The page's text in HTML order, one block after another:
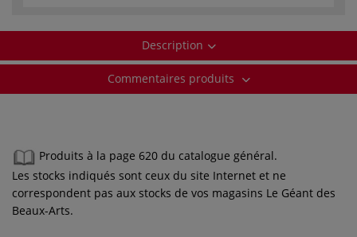
Description
Commentaires produits
Produits à la page 620 du catalogue général.
Les stocks indiqués sont ceux du site Internet et ne
correspondent pas aux stocks de vos magasins Le Géant des
Beaux-Arts.